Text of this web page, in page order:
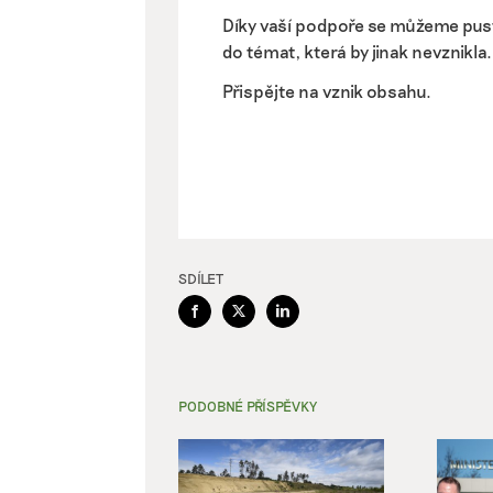
Díky vaší podpoře se můžeme
do témat, která by jinak nevznikla.
Přispějte na vznik obsahu.
SDÍLET
Facebook
X LinkedIn
PODOBNÉ PŘÍSPĚVKY